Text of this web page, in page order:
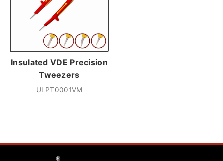
Insulated VDE Precision
Tweezers
ULPT0001VM